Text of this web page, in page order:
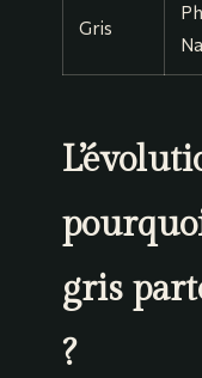
Gris
gris
?